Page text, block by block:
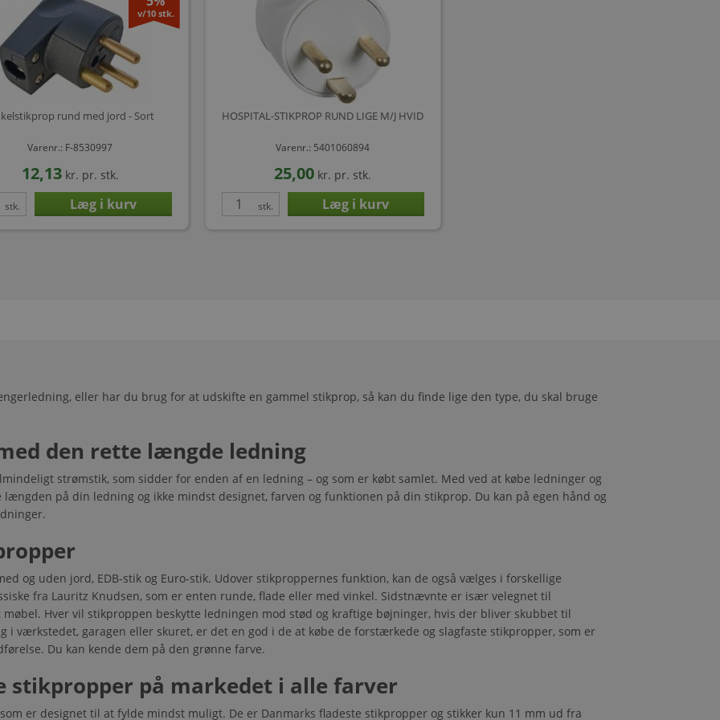
v/10 stk.
rund med jord - Sort
Varenr.: F-8530997
12,13 kr. pr. stk.
stk.
HOSPITAL-STIKPROP RUND LIGE M/J HVID
Varenr.: 5401060894
25,00 kr. pr. stk.
stk.
eller har du brug for at udskifte en gammel stikprop, så kan du finde lige den type, du skal bruge
den rette længde ledning
strømstik, som sidder for enden af en ledning – og som er købt samlet. Med ved at købe ledninger og
på din ledning og ikke mindst designet, farven og funktionen på din stikprop. Du kan på egen hånd og
og uden jord, EDB-stik og Euro-stik. Udover stikproppernes funktion, kan de også vælges i forskellige
fra Lauritz Knudsen, som er enten runde, flade eller med vinkel. Sidstnævnte er især velegnet til
Hver vil stikproppen beskytte ledningen mod stød og kraftige bøjninger, hvis der bliver skubbet til
i værkstedet, garagen eller skuret, er det en god i de at købe de forstærkede og slagfaste stikpropper, som er
Du kan kende dem på den grønne farve.
stikpropper på markedet i alle farver
er designet til at fylde mindst muligt. De er Danmarks fladeste stikpropper og stikker kun 11 mm ud fra